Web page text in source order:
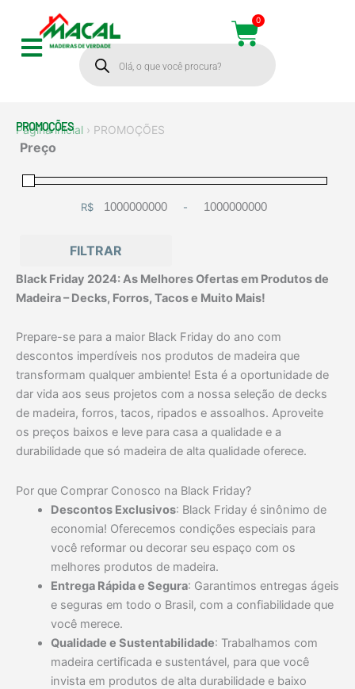
0
Cart
Pesquisar
produtos
PROMOÇÕES
Página inicial › PROMOÇÕES
Preço
R$
Minimum Price
-
Maximum Price
FILTRAR
Black Friday 2024: As Melhores Ofertas em Produtos de
Madeira – Decks, Forros, Tacos e Muito Mais!
Prepare-se para a maior Black Friday do ano com
descontos imperdíveis nos produtos de madeira que
transformam qualquer ambiente! Esta é a oportunidade de
dar vida aos seus projetos com a nossa seleção de decks
de madeira, forros, tacos, ripados e assoalhos. Aproveite
os preços baixos e leve para casa a qualidade e a
durabilidade que só madeira de alta qualidade oferece.
Por que Comprar Conosco na Black Friday?
Descontos Exclusivos: Black Friday é sinônimo de
economia! Oferecemos condições especiais para
você reformar ou decorar seu espaço com os
melhores produtos de madeira.
Entrega Rápida e Segura: Garantimos entregas ágeis
e seguras em todo o Brasil, com a confiabilidade que
você merece.
Qualidade e Sustentabilidade: Trabalhamos com
madeira certificada e sustentável, para que você
invista em produtos de alta durabilidade e baixo